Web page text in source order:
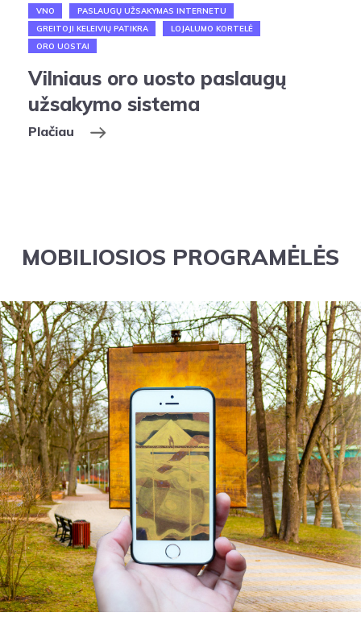
VNO
PASLAUGŲ UŽSAKYMAS INTERNETU
GREITOJI KELEIVIŲ PATIKRA
LOJALUMO KORTELĖ
ORO UOSTAI
Vilniaus oro uosto paslaugų
užsakymo sistema
Plačiau
MOBILIOSIOS PROGRAMĖLĖS